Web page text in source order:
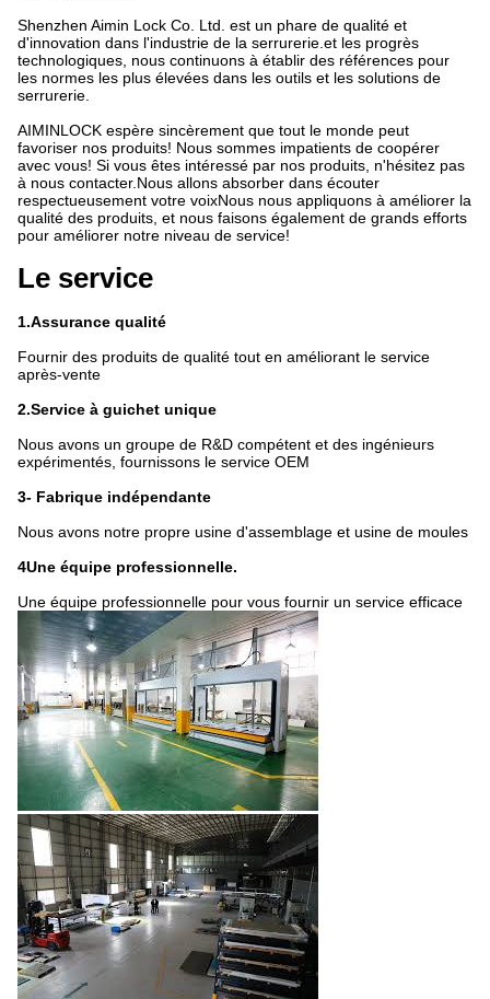
Shenzhen Aimin Lock Co. Ltd. est un phare de qualité et
d'innovation dans l'industrie de la serrurerie.et les progrès
technologiques, nous continuons à établir des références pour
les normes les plus élevées dans les outils et les solutions de
serrurerie.
AIMINLOCK espère sincèrement que tout le monde peut
favoriser nos produits! Nous sommes impatients de coopérer
avec vous! Si vous êtes intéressé par nos produits, n'hésitez pas
à nous contacter.Nous allons absorber dans écouter
respectueusement votre voixNous nous appliquons à améliorer la
qualité des produits, et nous faisons également de grands efforts
pour améliorer notre niveau de service!
Le service
1.Assurance qualité
Fournir des produits de qualité tout en améliorant le service
après-vente
2.Service à guichet unique
Nous avons un groupe de R&D compétent et des ingénieurs
expérimentés, fournissons le service OEM
3- Fabrique indépendante
Nous avons notre propre usine d'assemblage et usine de moules
4Une équipe professionnelle.
Une équipe professionnelle pour vous fournir un service efficace